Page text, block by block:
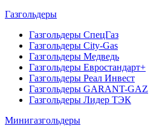
Газгольдеры
Газгольдеры СпецГаз
Газгольдеры City-Gas
Газгольдеры Медведь
Газгольдеры Евростандарт+
Газгольдеры Реал Инвест
Газгольдеры GARANT-GAZ
Газгольдеры Лидер ТЭК
Минигазгольдеры